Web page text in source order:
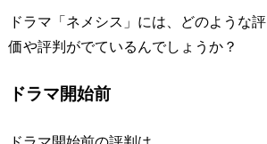
ドラマ「ネメシス」には、どのような評
価や評判がでているんでしょうか？
ドラマ開始前